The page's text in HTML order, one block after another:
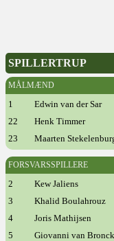
SPILLERTRUP
MÅLMÆND
1 Edwin van der Sar
22
Henk Timmer
23
Maarten
FORSVARSSPILLERE
2 Kew Jaliens
3
Khalid Boulahrouz
4
Joris Mathijsen
5
Giovanni van